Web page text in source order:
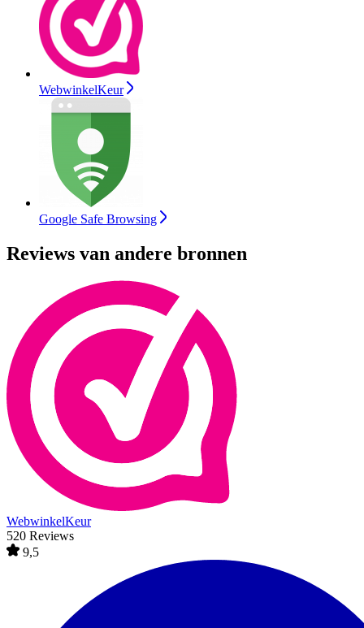
WebwinkelKeur
Google Safe Browsing
Reviews van andere bronnen
WebwinkelKeur
520 Reviews
9,5